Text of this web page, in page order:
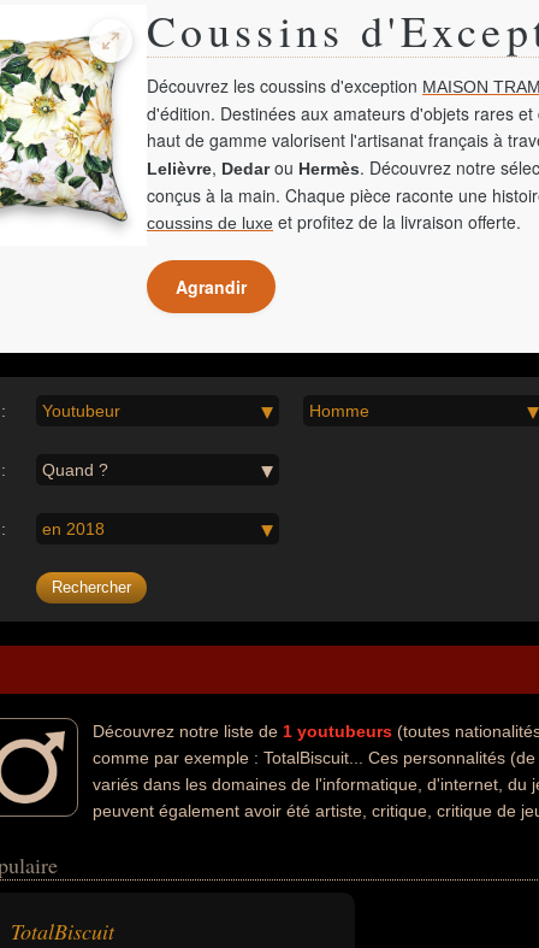
Coussins
Découvrez les coussins d'exception MAISON
d'édition. Destinées aux amateurs d'objets rares
haut de gamme valorisent l'artisanat français à
Lelièvre, Dedarou Hermès. Découvrez notre
conçus à la main. Chaque pièce raconte une
coussins de luxe et profitez de la livraison offerte.
Agrandir
Youtubeur Homme
Quand ?
en 2018
Découvrez notre liste de 1 youtubeurs (toutes
comme par exemple : TotalBiscuit... Ces personnalités
variés dans les domaines de l'informatique, d'internet, du
peuvent également avoir été artiste, critique, critique de
TotalBiscuit